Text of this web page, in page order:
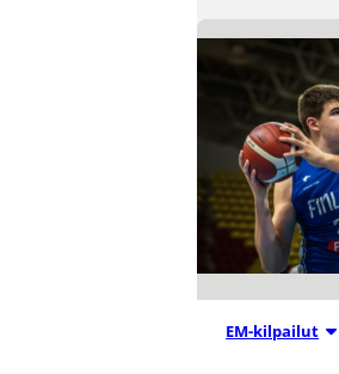
EM-kilpailut